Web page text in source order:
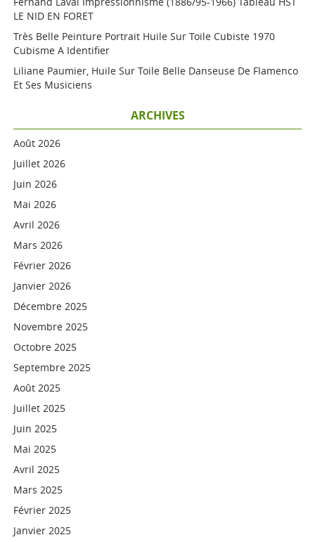
LE NID EN FORET
Très Belle Peinture Portrait Huile Sur Toile Cubiste 1970
Cubisme A Identifier
Liliane Paumier, Huile Sur Toile Belle Danseuse De Flamenco
Et Ses Musiciens
ARCHIVES
Août 2026
Juillet 2026
Juin 2026
Mai 2026
Avril 2026
Mars 2026
Février 2026
Janvier 2026
Décembre 2025
Novembre 2025
Octobre 2025
Septembre 2025
Août 2025
Juillet 2025
Juin 2025
Mai 2025
Avril 2025
Mars 2025
Février 2025
Janvier 2025